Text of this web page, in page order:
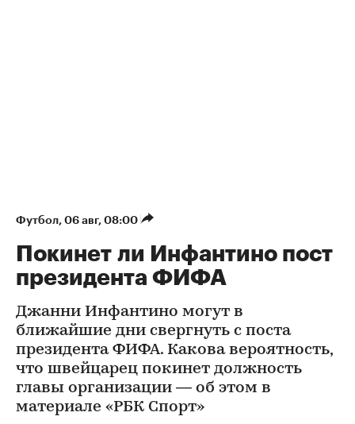
Футбол⁠, 06 авг, 08:00
Покинет ли Инфантино пост
президента ФИФА
Джанни Инфантино могут в
ближайшие дни свергнуть с поста
президента ФИФА. Какова вероятность,
что швейцарец покинет должность
главы организации — об этом в
материале «РБК Спорт»